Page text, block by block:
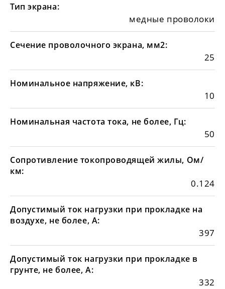
Тип экрана:
медные проволоки
Сечение проволочного экрана, мм2:
25
Номинальное напряжение, кВ:
10
Номинальная частота тока, не более, Гц:
50
Сопротивление токопроводящей жилы, Ом/
км:
0.124
Допустимый ток нагрузки при прокладке на
воздухе, не более, А:
397
Допустимый ток нагрузки при прокладке в
грунте, не более, А:
332